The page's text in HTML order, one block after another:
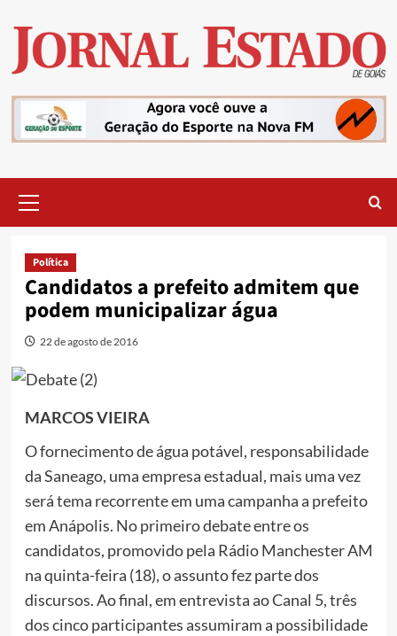
content
Menu
Política
Candidatos a prefeito admitem que
podem municipalizar água
22 de agosto de 2016
MARCOS VIEIRA
O fornecimento de água potável, responsabilidade
da Saneago, uma empresa estadual, mais uma vez
será tema recorrente em uma campanha a prefeito
em Anápolis. No primeiro debate entre os
candidatos, promovido pela Rádio Manchester AM
na quinta-feira (18), o assunto fez parte dos
discursos. Ao final, em entrevista ao Canal 5, três
dos cinco participantes assumiram a possibilidade